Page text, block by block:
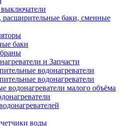
расширительные баки, сменные
баки
и Запчасти
водонагреватели
водонагреватели
водонагреватели малого объёма
воды